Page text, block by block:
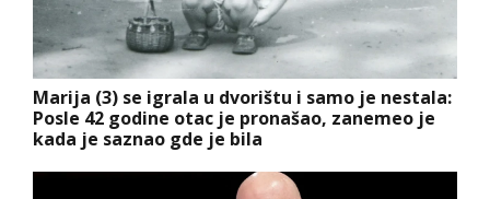
Marija (3) se igrala u dvorištu i samo je nestala:
Posle 42 godine otac je pronašao, zanemeo je
kada je saznao gde je bila